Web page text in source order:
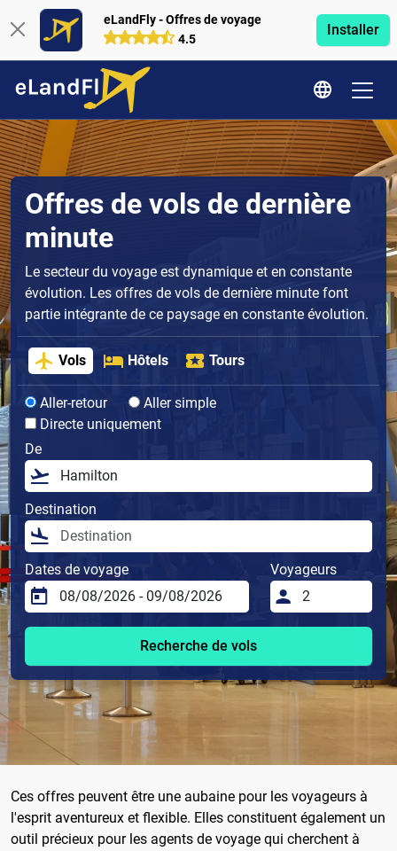
eLandFly - Offres de voyage
4.5
Installer
Offres de vols de dernière
minute
Le secteur du voyage est dynamique et en constante
évolution. Les offres de vols de dernière minute font
partie intégrante de ce paysage en constante évolution.
Vols Hôtels Tours
Aller-retour
Aller simple
Directe uniquement
De
Destination
Dates de voyage Voyageurs
Recherche de vols
Ces offres peuvent être une aubaine pour les voyageurs à
l'esprit aventureux et flexible. Elles constituent également un
outil précieux pour les agents de voyage qui cherchent à